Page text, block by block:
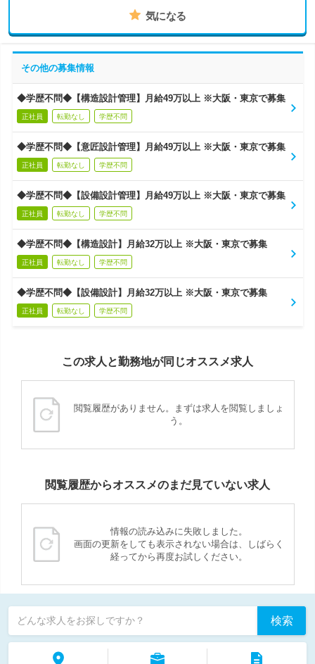
気になる
その他の募集情報
◆学歴不問◆【構造設計管理】月給49万以上 ※大阪・東京で募集
正社員 転勤なし 学歴不問
◆学歴不問◆【意匠設計管理】月給49万以上 ※大阪・東京で募集
正社員 転勤なし 学歴不問
◆学歴不問◆【設備設計管理】月給49万以上 ※大阪・東京で募集
正社員 転勤なし 学歴不問
◆学歴不問◆【構造設計】月給32万以上 ※大阪・東京で募集
正社員 転勤なし 学歴不問
◆学歴不問◆【設備設計】月給32万以上 ※大阪・東京で募集
正社員 転勤なし 学歴不問
この求人と勤務地が同じオススメ求人
閲覧履歴がありません。まずは求人を閲覧しましょ
う。
閲覧履歴からオススメのまだ見ていない求人
情報の読み込みに失敗しました。
画面の更新をしても表示されない場合は、しばらく
経ってから再度お試しください。
どんな求人をお探しですか？ 検索